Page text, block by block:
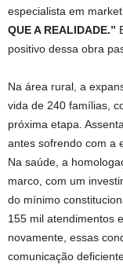
especialista em
QUE A REALIDADE.”
positivo dessa obra
Na área rural, a
vida de 240 famílias,
próxima etapa.
antes sofrendo com a
Na saúde, a
marco, com um
do mínimo
155 mil atendimentos
novamente, essas
comunicação